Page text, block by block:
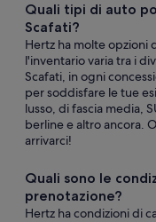
Quali tipi di auto
Scafati?
Hertz ha molte opzioni
l'inventario varia tra i
Scafati, in ogni
per soddisfare le tue
lusso, di fascia media,
berline e altro ancora.
arrivarci!
Quali sono le
prenotazione?
Hertz ha condizioni di